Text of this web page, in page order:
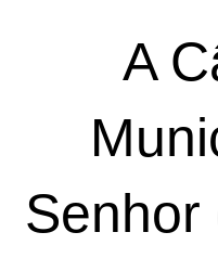
A
Senhor